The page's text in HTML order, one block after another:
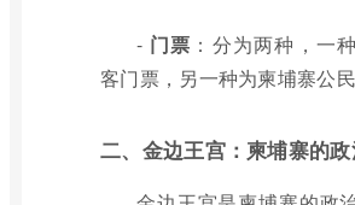
- 门票 ：分为两种，一
客门票，另一种为柬埔寨公民
二、金边王宫：柬埔寨的